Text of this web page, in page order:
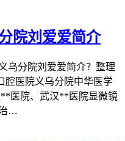
院刘爱爱简介
乌分院刘爱爱简介？整理
腔医院义乌分院中华医学
医院、武汉**医院显微镜
…